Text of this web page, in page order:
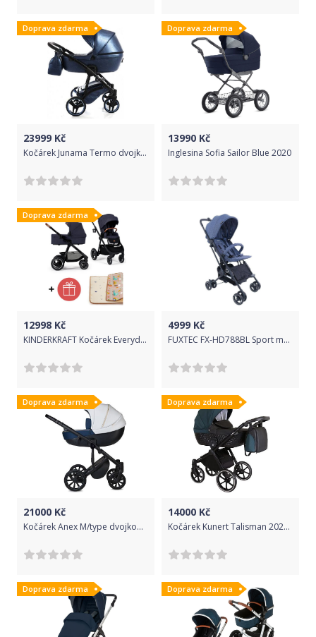
Doprava zdarma
23999 Kč
Kočárek Junama Termo dvojkombinace 04 Royal blue
Doprava zdarma
13990 Kč
Inglesina Sofia Sailor Blue 2020
Doprava zdarma
12998 Kč
KINDERKRAFT Kočárek Everyday 2v1 Denim + PETITE&MARS Podložka na hraní Joy City ZDARMA
4999 Kč
FUXTEC FX-HD788BL Sport modrý 2019
Doprava zdarma
21000 Kč
Kočárek Anex M/type dvojkombinace Noble special edition
Doprava zdarma
14000 Kč
Kočárek Kunert Talisman 2021 trojkombinace - black/dark petrol
Doprava zdarma Doprava zdarma